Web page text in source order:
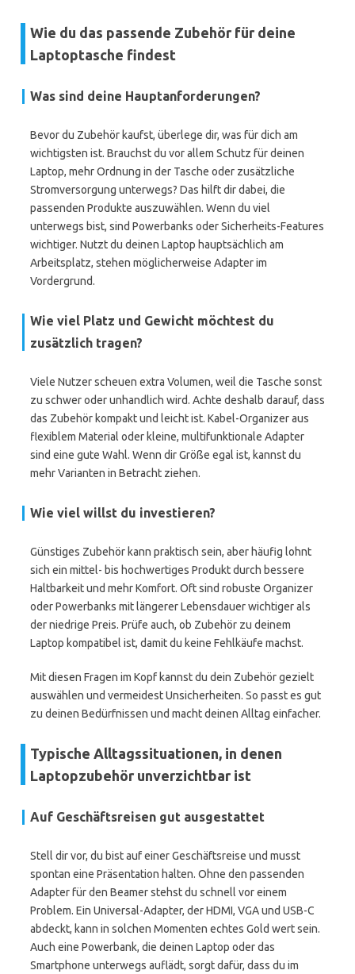
Wie du das passende Zubehör für deine
Laptoptasche findest
Was sind deine Hauptanforderungen?
Bevor du Zubehör kaufst, überlege dir, was für dich am
wichtigsten ist. Brauchst du vor allem Schutz für deinen
Laptop, mehr Ordnung in der Tasche oder zusätzliche
Stromversorgung unterwegs? Das hilft dir dabei, die
passenden Produkte auszuwählen. Wenn du viel
unterwegs bist, sind Powerbanks oder Sicherheits-Features
wichtiger. Nutzt du deinen Laptop hauptsächlich am
Arbeitsplatz, stehen möglicherweise Adapter im
Vordergrund.
Wie viel Platz und Gewicht möchtest du
zusätzlich tragen?
Viele Nutzer scheuen extra Volumen, weil die Tasche sonst
zu schwer oder unhandlich wird. Achte deshalb darauf, dass
das Zubehör kompakt und leicht ist. Kabel-Organizer aus
flexiblem Material oder kleine, multifunktionale Adapter
sind eine gute Wahl. Wenn dir Größe egal ist, kannst du
mehr Varianten in Betracht ziehen.
Wie viel willst du investieren?
Günstiges Zubehör kann praktisch sein, aber häufig lohnt
sich ein mittel- bis hochwertiges Produkt durch bessere
Haltbarkeit und mehr Komfort. Oft sind robuste Organizer
oder Powerbanks mit längerer Lebensdauer wichtiger als
der niedrige Preis. Prüfe auch, ob Zubehör zu deinem
Laptop kompatibel ist, damit du keine Fehlkäufe machst.
Mit diesen Fragen im Kopf kannst du dein Zubehör gezielt
auswählen und vermeidest Unsicherheiten. So passt es gut
zu deinen Bedürfnissen und macht deinen Alltag einfacher.
Typische Alltagssituationen, in denen
Laptopzubehör unverzichtbar ist
Auf Geschäftsreisen gut ausgestattet
Stell dir vor, du bist auf einer Geschäftsreise und musst
spontan eine Präsentation halten. Ohne den passenden
Adapter für den Beamer stehst du schnell vor einem
Problem. Ein Universal-Adapter, der HDMI, VGA und USB-C
abdeckt, kann in solchen Momenten echtes Gold wert sein.
Auch eine Powerbank, die deinen Laptop oder das
Smartphone unterwegs auflädt, sorgt dafür, dass du im